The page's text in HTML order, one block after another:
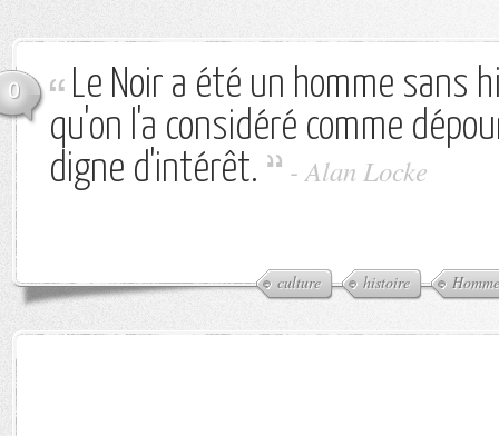
0
Le Noir a été un homme sans
qu'on l'a considéré comme
digne d'intérêt.
-Alan Locke
culture histoire Homme